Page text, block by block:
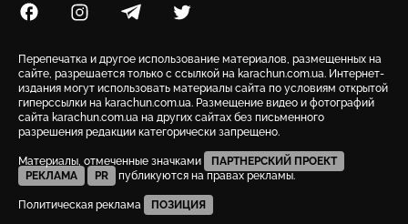
Посилання на Facebook
Посилання на Instagram
Посилання на Telegram
Посилання на Twitter
Перепечатка и другое использование материалов, размещенных на
сайте, разрешается только с ссылкой на karachun.com.ua. Интернет-
издания могут использовать материалы сайта по условиям открытой
гиперссылки на karachun.com.ua. Размещение видео и фотографий
сайта karachun.com.ua на других сайтах без письменного
разрешения редакции категорически запрещено.
Материалы, отмеченные значками
ПАРТНЕРСКИЙ ПРОЕКТ
РЕКЛАМА
PR публикуются на правах рекламы.
Политическая реклама ПОЗИЦИЯ